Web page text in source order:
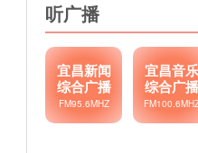
听广播
宜昌新闻
综合广播
FM95.6MHZ
宜昌音乐
综合广播